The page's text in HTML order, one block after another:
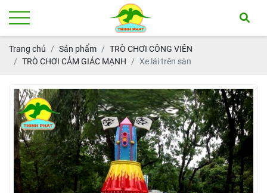
Trang chủ Sản phẩm
TRÒ CHƠI CÔNG VIÊN
TRÒ CHƠI CẢM GIÁC MẠNH
Xe lái trên sàn